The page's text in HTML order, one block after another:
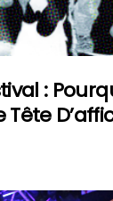
:
Tête